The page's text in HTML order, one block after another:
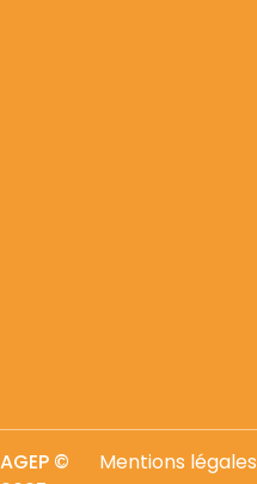
AGEP ©
Mentions légales